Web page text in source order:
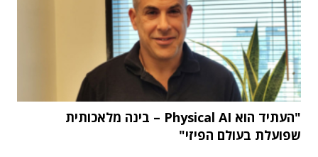
"העתיד הוא Physical AI – בינה מלאכותית
שפועלת בעולם הפיזי"